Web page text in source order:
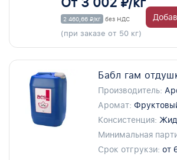
2 460,66 ₽/кг без НДС
(при заказе от 50 кг)
Бабл гам
Производитель:
Аромат:
Консистенция:
Минимальная
Срок отгрукзи: от